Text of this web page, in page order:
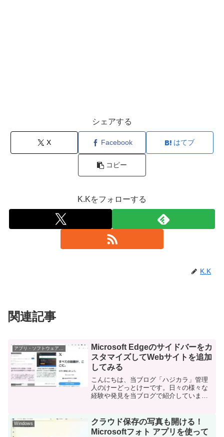
シェアする
X Facebook はてブ
コピー
K.Kをフォローする
K.K
関連記事
アプリ・ソフトウェア・サービス
Microsoft Edgeのサイドバーをカ
スタマイズしてWebサイトを追加
してみる
こんにちは、当ブログ「ハジカラ」管理
人のけーどっとけーです。日々の様々な
経験や発見を当ブログで紹介していま
す。今回は、PC版Microsoft Edgeのサイ
ドバーをカ...
Windows
クラウド保存の写真も開ける！
Microsoftフォト アプリを使って